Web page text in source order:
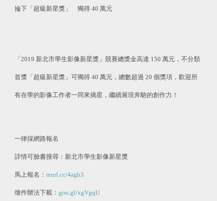
掄下「超級新星獎」 獨得 40 萬元
「2019 新北市學生影像新星獎」競賽總獎金高達 150 萬元，不分類
首獎「超級新星獎」可獨得 40 萬元，總數超過 20 個獎項，歡迎所
有在學的影像工作者一同來摘星，繼續展現奔馳的創作力！
一律採網路報名
詳情可臉書搜尋：新北市學生影像新星獎
馬上報名： reurl.cc/4agb3
徵件辦法下載： goo.gl/xgVgqU